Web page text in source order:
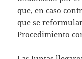
que, en caso
que se
Procedimiento